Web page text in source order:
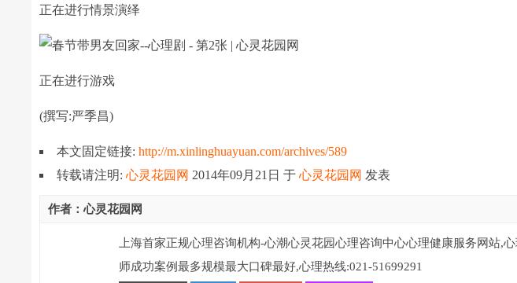
正在进行情景演绎
正在进行游戏
(撰写:严季昌)
本文固定链接:http://m.xinlinghuayuan.com/archives/589
转载请注明:心灵花园网 2014年09月21日于心灵花园网 发表
作者：心灵花园网
上海首家正规心理咨询机构-心潮心灵花园心理咨询中心心理健康服务网站,
师成功案例最多规模最大口碑最好,心理热线:021-51699291